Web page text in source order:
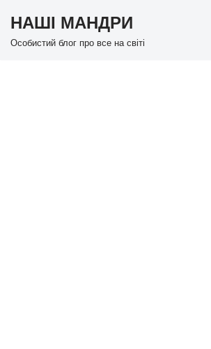
Перейти
НАШІ МАНДРИ
Особистий блог про все на світі